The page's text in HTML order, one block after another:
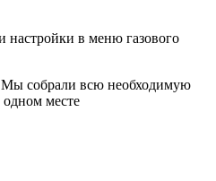
настройки в меню газового
Мы собрали всю необходимую
месте